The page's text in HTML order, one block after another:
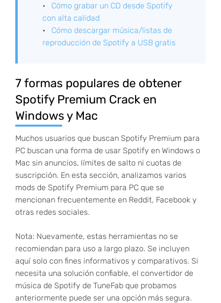
Cómo grabar un CD desde Spotify
con alta calidad
Cómo descargar música/listas de
reproducción de Spotify a USB gratis
7 formas populares de obtener
Spotify Premium Crack en
Windows y Mac
Muchos usuarios que buscan Spotify Premium para
PC buscan una forma de usar Spotify en Windows o
Mac sin anuncios, límites de salto ni cuotas de
suscripción. En esta sección, analizamos varios
mods de Spotify Premium para PC que se
mencionan frecuentemente en Reddit, Facebook y
otras redes sociales.
Nota: Nuevamente, estas herramientas no se
recomiendan para uso a largo plazo. Se incluyen
aquí solo con fines informativos y comparativos. Si
necesita una solución confiable, el convertidor de
música de Spotify de TuneFab que probamos
anteriormente puede ser una opción más segura.